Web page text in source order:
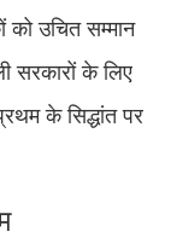
को उचित सम्मान
सरकारों के लिए
के सिद्धांत पर